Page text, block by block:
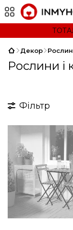
Декор
Рослини і
Фільтр